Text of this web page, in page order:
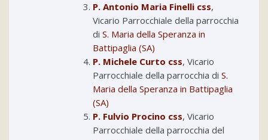
P. Antonio Maria Finelli css,
Vicario Parrocchiale della parrocchia
di S. Maria della Speranza in
Battipaglia (SA)
P. Michele Curto css, Vicario
Parrocchiale della parrocchia di S.
Maria della Speranza in Battipaglia
(SA)
P. Fulvio Procino css, Vicario
Parrocchiale della parrocchia del